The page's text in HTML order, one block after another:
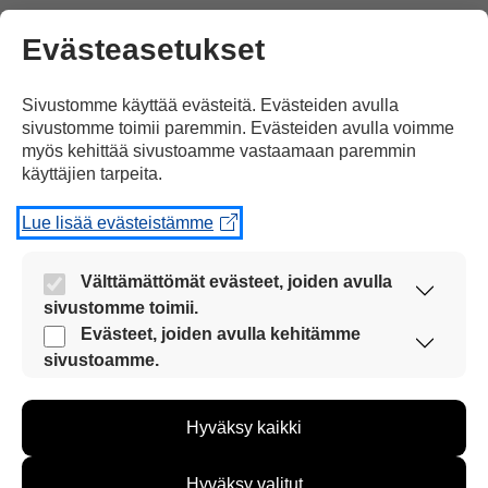
02.05.2016 klo 12:58
JEEEEEEEEEEEEEEEEEEEEEEEEEEEEE
EEEEEEEEEEEEEEEEEEEEEEEEEEEEE
EEEEEEEEEEEEEEEEEEEEEEEEEEEEE
EEEEEEEEEEEEEEEEEEEEEEEEEEEEE
EEEEEEEEEEEEEEEEEEEEEEEEEEEEE
EEEEEEEEEEEEEEEEEEEEEEEEEEEEE
EEEEEEEEEEEEEEEEEEEEEE!!!!!!!!!!!!!!!!
!!!!!!!!!!!!!!!!!!!!!!!!!!!!!!!!!!!!!!!!!!!!!!!!!!!!!!!!!!!!!!!!!
!!!!!!!!!!!!!!!!!!!!!!!!!!!!!!!!!!!!!!!!!!!!!!!!!!!!!!!!!!!!!!!!!
Evästeasetukset
Sivustomme käyttää evästeitä. Evästeiden avulla
sivustomme toimii paremmin. Evästeiden avulla voimme
myös kehittää sivustoamme vastaamaan paremmin
käyttäjien tarpeita.
Lue lisää evästeistämme
Välttämättömät evästeet, joiden avulla
sivustomme toimii.
Nämä evästeet ovat aina käytössä, jotta
sivustoamme voi käyttää sujuvasti ja turvallisesti.
Evästeet, joiden avulla kehitämme
sivustoamme.
kehittää sivustoamme vastaamaan paremmin
kävijämääristä ja siitä, mitä sivuja käytetään ja
Hyväksy kaikki
Hyväksy valitut